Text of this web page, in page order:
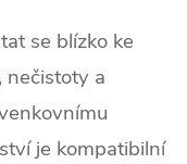
se blízko ke
nečistoty a
je kompatibilní